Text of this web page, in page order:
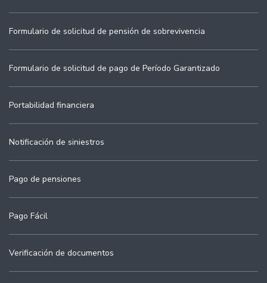
Formulario de solicitud de pensión de sobrevivencia
Formulario de solicitud de pago de Período Garantizado
Portabilidad financiera
Notificación de siniestros
Pago de pensiones
Pago Fácil
Verificación de documentos